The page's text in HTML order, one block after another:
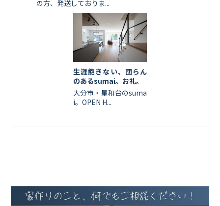
の方、発送しておりま...
生涯飽きない、団らん
のあるsumai。お礼。
大分市・星和台のsuma
i。OPEN H...